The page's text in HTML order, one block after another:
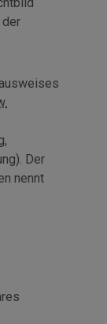
Der
nennt